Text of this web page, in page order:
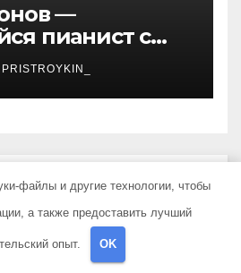
—
пианист с
талантом и
PRISTROYKIN_
вам необходимо
файлы и другие технологии, чтобы
а также предоставить лучший
опыт. OK